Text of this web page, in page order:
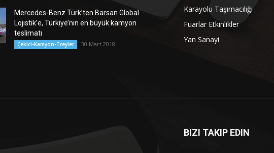
Mercedes-Benz Türk’ten Barsan Global
Lojistik’e, Türkiye’nin en büyük kamyon
teslimatı
Çekici-Kamyon-Treyler 30 Mart 2018
Karayolu Taşımacılığı
Fuarlar Etkinlikler
Yan Sanayi
BIZI TAKIP EDIN